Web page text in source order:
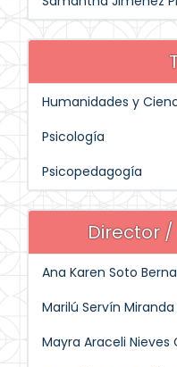
Humanidades y
Psicología
Psicopedagogía
Director
Ana Karen Soto
Marilú Servín Miranda
Mayra Araceli Nieves